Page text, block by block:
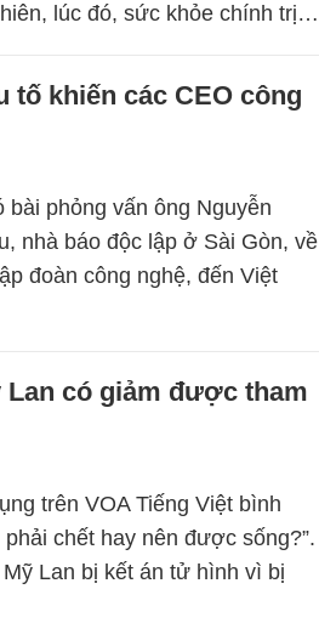
lúc đó, sức khỏe chính trị…
tố khiến các CEO công
bài phỏng vấn ông Nguyễn
nhà báo độc lập ở Sài Gòn, về
đoàn công nghệ, đến Việt
có giảm được tham
trên VOA Tiếng Việt bình
chết hay nên được sống?”.
Lan bị kết án tử hình vì bị